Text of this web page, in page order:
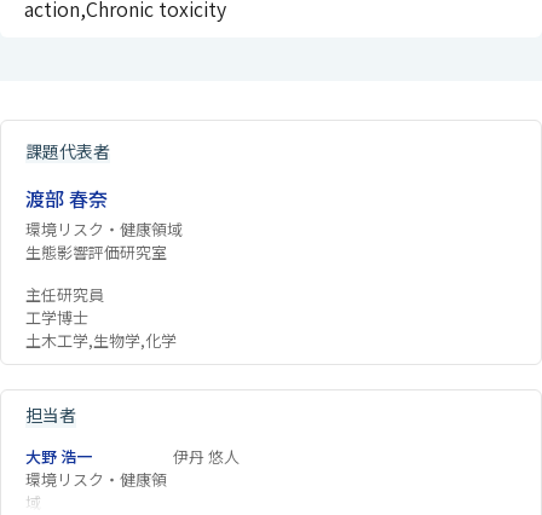
action,Chronic toxicity
課題代表者
渡部 春奈
環境リスク・健康領域
生態影響評価研究室
主任研究員
工学博士
土木工学,生物学,化学
担当者
大野 浩一
環境リスク・健康領
域
伊丹 悠人